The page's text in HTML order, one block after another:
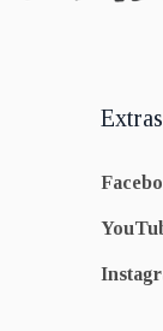
Extras